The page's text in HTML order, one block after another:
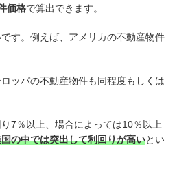
価格で算出できます。
す。例えば、アメリカの不動産物件
ッパの不動産物件も同程度もしくは
7％以上、場合によっては10％以上
の中では突出して利回りが高いとい